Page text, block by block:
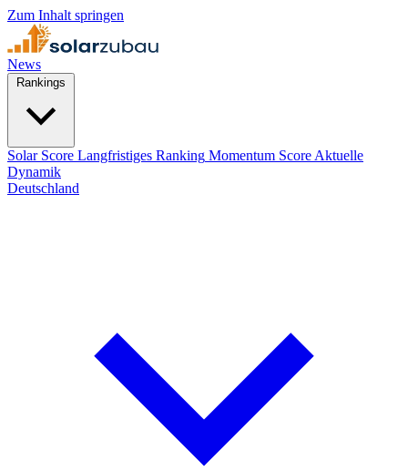
Zum Inhalt springen
News
Solar Score Langfristiges Ranking Momentum Score Aktuelle
Dynamik
Deutschland